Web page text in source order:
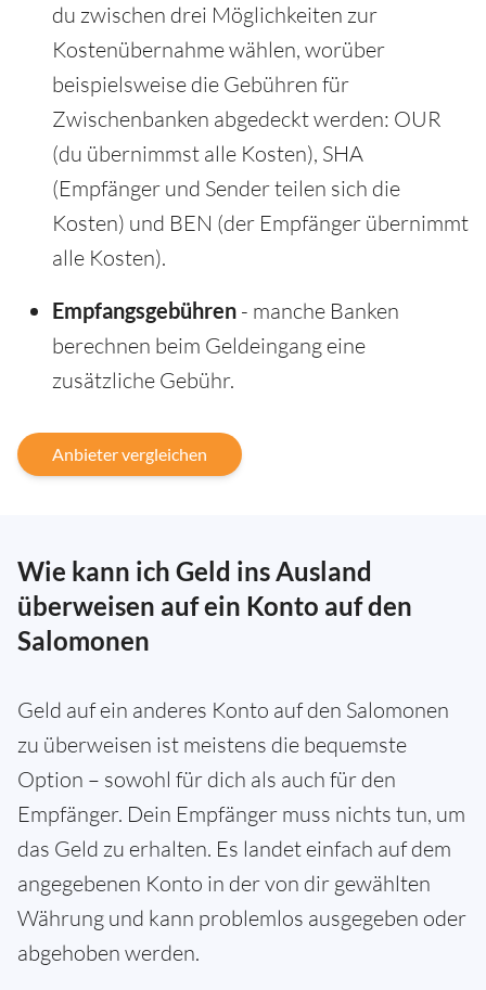
du zwischen drei Möglichkeiten zur
Kostenübernahme wählen, worüber
beispielsweise die Gebühren für
Zwischenbanken abgedeckt werden: OUR
(du übernimmst alle Kosten), SHA
(Empfänger und Sender teilen sich die
Kosten) und BEN (der Empfänger übernimmt
alle Kosten).
Empfangsgebühren - manche Banken
berechnen beim Geldeingang eine
zusätzliche Gebühr.
Anbieter vergleichen
Wie kann ich Geld ins Ausland
überweisen auf ein Konto auf den
Salomonen
Geld auf ein anderes Konto auf den Salomonen
zu überweisen ist meistens die bequemste
Option – sowohl für dich als auch für den
Empfänger. Dein Empfänger muss nichts tun, um
das Geld zu erhalten. Es landet einfach auf dem
angegebenen Konto in der von dir gewählten
Währung und kann problemlos ausgegeben oder
abgehoben werden.